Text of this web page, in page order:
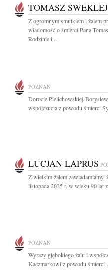
TOMASZ SWEKLEJ
Z ogromnym smutkiem i żalem
wiadomość o śmierci Pana
Rodzinie i...
POZNAŃ
Dorocie Pielichowskiej-
współczucia z powodu śmierci
LUCJAN LAPRUS
Z wielkim żalem zawiadamiamy,
listopada 2025 r. w wieku 90 lat
POZNAŃ
Wyrazy głębokiego żalu i
Kaczmarkowi z powodu śmierci